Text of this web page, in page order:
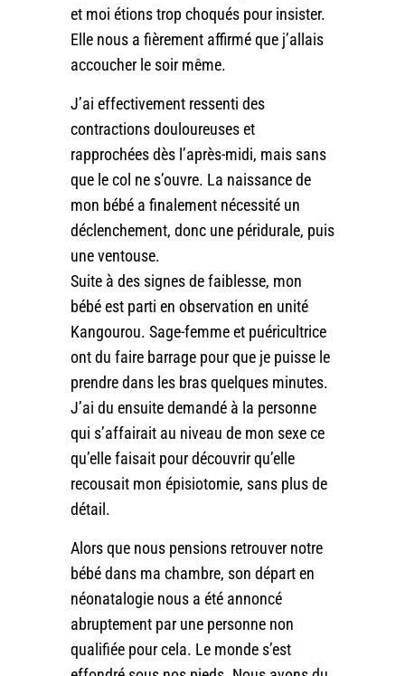
et moi étions trop choqués pour insister.
Elle nous a fièrement affirmé que j’allais
accoucher le soir même.
J’ai effectivement ressenti des
contractions douloureuses et
rapprochées dès l’après-midi, mais sans
que le col ne s’ouvre. La naissance de
mon bébé a finalement nécessité un
déclenchement, donc une péridurale, puis
une ventouse.
Suite à des signes de faiblesse, mon
bébé est parti en observation en unité
Kangourou. Sage-femme et puéricultrice
ont du faire barrage pour que je puisse le
prendre dans les bras quelques minutes.
J’ai du ensuite demandé à la personne
qui s’affairait au niveau de mon sexe ce
qu’elle faisait pour découvrir qu’elle
recousait mon épisiotomie, sans plus de
détail.
Alors que nous pensions retrouver notre
bébé dans ma chambre, son départ en
néonatalogie nous a été annoncé
abruptement par une personne non
qualifiée pour cela. Le monde s’est